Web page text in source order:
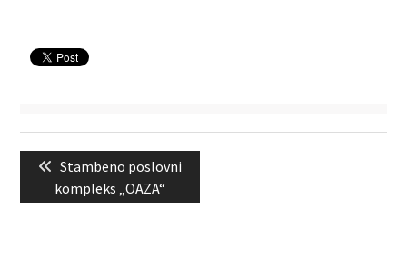
Kretanje
člankaPrevious
post:
Stambeno poslovni
kompleks „OAZA“